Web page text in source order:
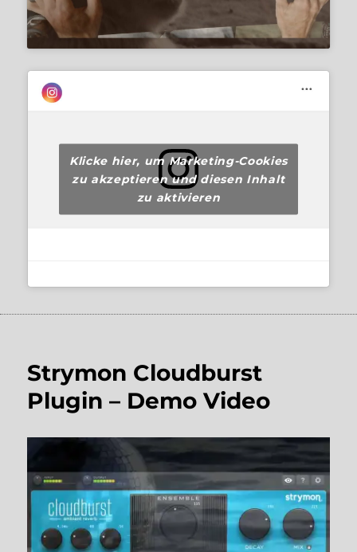
Klicke hier, um Marketing-Cookies
zu akzeptieren und diesen Inhalt
zu aktivieren
Strymon Cloudburst
Plugin – Demo Video